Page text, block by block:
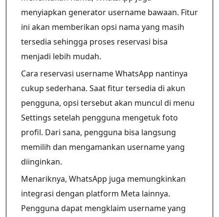
menyiapkan generator username bawaan. Fitur
ini akan memberikan opsi nama yang masih
tersedia sehingga proses reservasi bisa
menjadi lebih mudah.
Cara reservasi username WhatsApp nantinya
cukup sederhana. Saat fitur tersedia di akun
pengguna, opsi tersebut akan muncul di menu
Settings setelah pengguna mengetuk foto
profil. Dari sana, pengguna bisa langsung
memilih dan mengamankan username yang
diinginkan.
Menariknya, WhatsApp juga memungkinkan
integrasi dengan platform Meta lainnya.
Pengguna dapat mengklaim username yang